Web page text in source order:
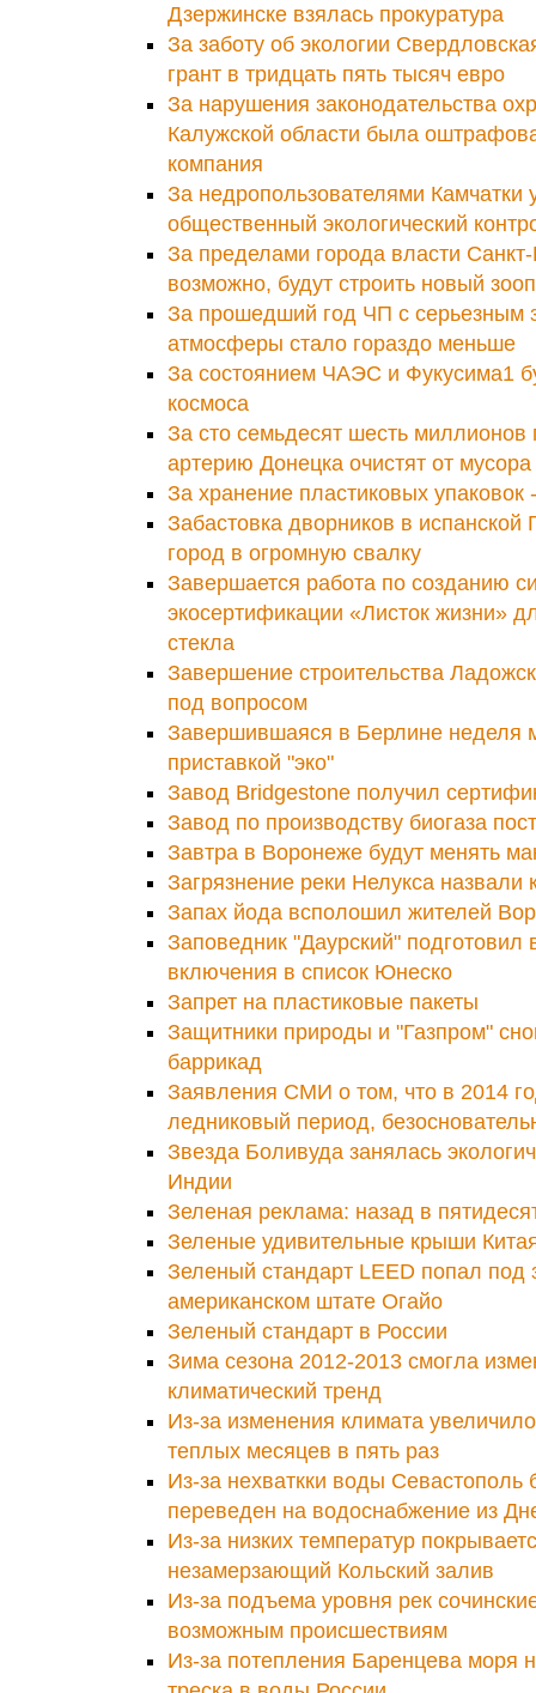
Дзержинске взялась прокуратура
За заботу об экологии
грант в тридцать пять тысяч евро
За нарушения законодательства
Калужской области была
компания
За недропользователями Камчатки
общественный экологический
За пределами города власти Санкт-
возможно, будут строить новый
За прошедший год ЧП с серьезным
атмосферы стало гораздо меньше
За состоянием ЧАЭС и Фукусима1
космоса
За сто семьдесят шесть миллионов
артерию Донецка очистят от мусора
За хранение пластиковых упаковок
Забастовка дворников в испанской
город в огромную свалку
Завершается работа по созданию
экосертификации «Листок жизни»
стекла
Завершение строительства
под вопросом
Завершившаяся в Берлине неделя
приставкой "эко"
Завод Bridgestone получил
Завод по производству биогаза
Завтра в Воронеже будут менять
Загрязнение реки Нелукса назвали
Запах йода всполошил жителей
Заповедник "Даурский" подготовил
включения в список Юнеско
Запрет на пластиковые пакеты
Защитники природы и "Газпром"
баррикад
Заявления СМИ о том, что в 2014
ледниковый период,
Звезда Боливуда занялась
Индии
Зеленая реклама: назад в
Зеленые удивительные крыши
Зеленый стандарт LEED попал под
американском штате Огайо
Зеленый стандарт в России
Зима сезона 2012-2013 смогла
климатический тренд
Из-за изменения климата
теплых месяцев в пять раз
Из-за нехваткки воды Севастополь
переведен на водоснабжение из
Из-за низких температур
незамерзающий Кольский залив
Из-за подъема уровня рек
возможным происшествиям
Из-за потепления Баренцева моря